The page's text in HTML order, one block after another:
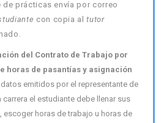
de prácticas envía por correo
con copia altutor
del Contrato de Trabajo por
horas de pasantías y asignación
emitidos por el representante de
el estudiante debe llenar sus
escoger horas de trabajo u horas de